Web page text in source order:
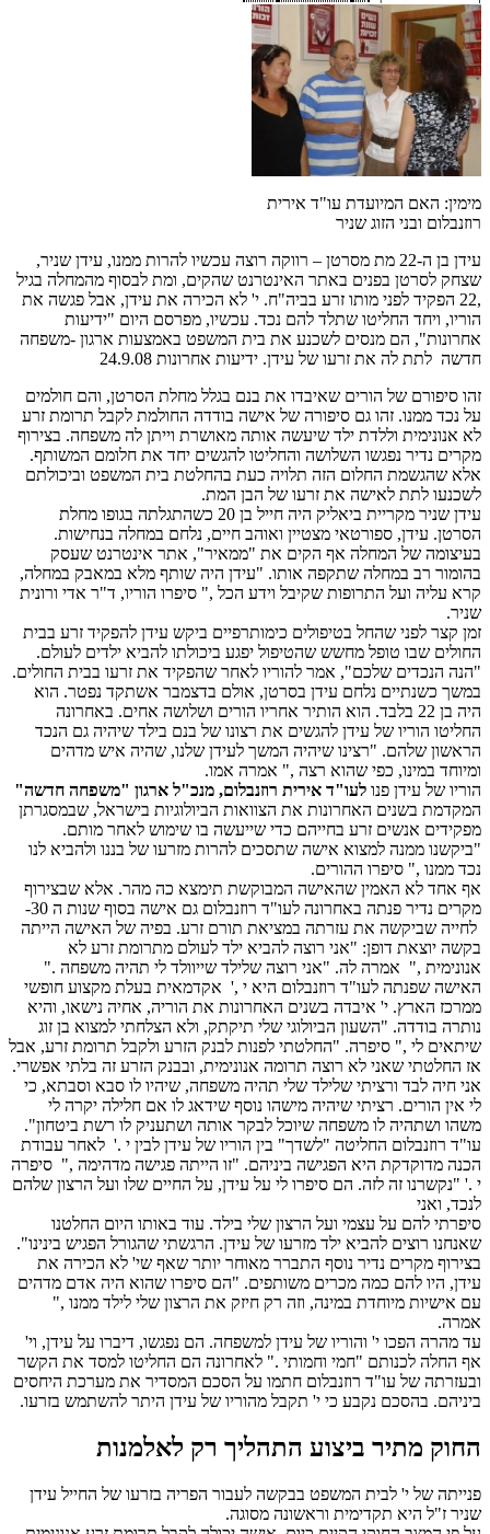
מימין: האם המיועדת עו"ד אירית
רוזנבלום ובני הזוג שניר
עידן בן ה-22 מת מסרטן – רווקה רוצה עכשיו להרות ממנו, עידן שניר,
שצחק לסרטן בפנים באתר האינטרנט שהקים, ומת לבסוף מהמחלה בגיל
,22 הפקיד לפני מותו זרע בביה"ח. י' לא הכירה את עידן, אבל פגשה את
הוריו, ויחד החליטו שתלד להם נכד. עכשיו, מפרסם היום "ידיעות
אחרונות", הם מנסים לשכנע את בית המשפט באמצעות ארגון -משפחה
חדשה לתת לה את זרעו של עידן. ידיעות אחרונות 24.9.08
זהו סיפורם של הורים שאיבדו את בנם בגלל מחלת הסרטן, והם חולמים
על נכד ממנו. זהו גם סיפורה של אישה בודדה החולמת לקבל תרומת זרע
לא אנונימית וללדת ילד שיעשה אותה מאושרת וייתן לה משפחה. בצירוף
מקרים נדיר נפגשו השלושה והחליטו להגשים יחד את חלומם המשותף.
אלא שהגשמת החלום הזה תלויה כעת בהחלטת בית המשפט וביכולתם
לשכנעו לתת לאישה את זרעו של הבן המת.
עידן שניר מקריית ביאליק היה חייל בן 20 כשהתגלתה בגופו מחלת
הסרטן. עידן, ספורטאי מצטיין ואוהב חיים, נלחם במחלה בנחישות.
בעיצומה של המחלה אף הקים את "ממאיר", אתר אינטרנט שעסק
בהומור רב במחלה שתקפה אותו. "עידן היה שותף מלא במאבק במחלה,
קרא עליה ועל התרופות שקיבל וידע הכל ," סיפרו הוריו, ד"ר אדי ורונית
שניר.
זמן קצר לפני שהחל בטיפולים כימותרפיים ביקש עידן להפקיד זרע בבית
החולים שבו טופל מחשש שהטיפול יפגע ביכולתו להביא ילדים לעולם.
"הנה הנכדים שלכם", אמר להוריו לאחר שהפקיד את זרעו בבית החולים.
במשך כשנתיים נלחם עידן בסרטן, אולם בדצמבר אשתקד נפטר. הוא
היה בן 22 בלבד. הוא הותיר אחריו הורים ושלושה אחים. באחרונה
החליטו הוריו של עידן להגשים את רצונו של בנם בילד שיהיה גם הנכד
הראשון שלהם. "רצינו שיהיה המשך לעידן שלנו, שהיה איש מדהים
ומיוחד במינו, כפי שהוא רצה ," אמרה אמו.
הוריו של עידן פנו לעו"ד אירית רוזנבלום, מנכ"ל ארגון "משפחה חדשה"
המקדמת בשנים האחרונות את הצוואות הביולוגיות בישראל, שבמסגרתן
מפקידים אנשים זרע בחייהם כדי שייעשה בו שימוש לאחר מותם.
"ביקשנו ממנה למצוא אישה שתסכים להרות מזרעו של בננו ולהביא לנו
נכד ממנו ," סיפרו ההורים.
אף אחד לא האמין שהאישה המבוקשת תימצא כה מהר. אלא שבצירוף
מקרים נדיר פנתה באחרונה לעו"ד רוזנבלום גם אישה בסוף שנות ה 30-
לחייה שביקשה את עזרתה במציאת תורם זרע. בפיה של האישה הייתה
בקשה יוצאת דופן: "אני רוצה להביא ילד לעולם מתרומת זרע לא
אנונימית ," אמרה לה. "אני רוצה שלילד שייוולד לי תהיה משפחה ."
האישה שפנתה לעו"ד רוזנבלום היא י ,' אקדמאית בעלת מקצוע חופשי
ממרכז הארץ. י' איבדה בשנים האחרונות את הוריה, אחיה נישאו, והיא
נותרה בודדה. "השעון הביולוגי שלי תיקתק, ולא הצלחתי למצוא בן זוג
שיתאים לי ," סיפרה. "החלטתי לפנות לבנק הזרע ולקבל תרומת זרע, אבל
אז החלטתי שאני לא רוצה תרומה אנונימית, ובבנק הזרע זה בלתי אפשרי.
אני חיה לבד ורציתי שלילד שלי תהיה משפחה, שיהיו לו סבא וסבתא, כי
לי אין הורים. רציתי שיהיה מישהו נוסף שידאג לו אם חלילה יקרה לי
משהו ושתהיה לו משפחה שיוכל לבקר אותה ושתעניק לו רשת ביטחון".
עו"ד רוזנבלום החליטה "לשדך" בין הוריו של עידן לבין י .' לאחר עבודת
הכנה מדוקדקת היא הפגישה ביניהם. "זו הייתה פגישה מדהימה ," סיפרה
י .' "נקשרנו זה לזה. הם סיפרו לי על עידן, על החיים שלו ועל הרצון שלהם
לנכד, ואני
סיפרתי להם על עצמי ועל הרצון שלי בילד. עוד באותו היום החלטנו
שאנחנו רוצים להביא ילד מזרעו של עידן. הרגשתי שהגורל הפגיש בינינו".
בצירוף מקרים נדיר נוסף התברר מאוחר יותר שאף שי' לא הכירה את
עידן, היו להם כמה מכרים משותפים. "הם סיפרו שהוא היה אדם מדהים
עם אישיות מיוחדת במינה, וזה רק חיזק את הרצון שלי לילד ממנו ,"
אמרה.
עד מהרה הפכו י' והוריו של עידן למשפחה. הם נפגשו, דיברו על עידן, וי'
אף החלה לכנותם "חמי וחמותי ." לאחרונה הם החליטו למסד את הקשר
ובעזרתה של עו"ד רוזנבלום חתמו על הסכם המסדיר את מערכת היחסים
ביניהם. בהסכם נקבע כי י' תקבל מהוריו של עידן היתר להשתמש בזרעו.
החוק מתיר ביצוע התהליך רק לאלמנות
פנייתה של י' לבית המשפט בבקשה לעבור הפריה בזרעו של החייל עידן
שניר ז"ל היא תקדימית וראשונה מסוגה.